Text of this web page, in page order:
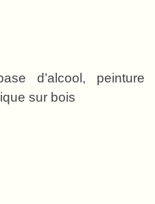
d’alcool, peinture
sur bois